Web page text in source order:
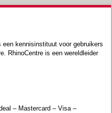
een kennisinstituut voor gebruikers
RhinoCentre is een wereldleider
– Mastercard – Visa –